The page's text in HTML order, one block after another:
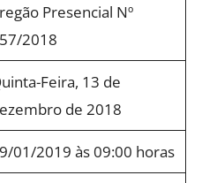
Presencial Nº
2018
Feira, 13 de
de 2018
01/2019 às 09:00 horas